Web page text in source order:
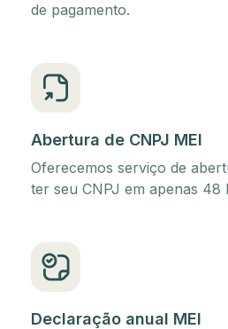
de pagamento.
Abertura de CNPJ MEI
Oferecemos serviço de
ter seu CNPJ em apenas 48
Declaração anual MEI